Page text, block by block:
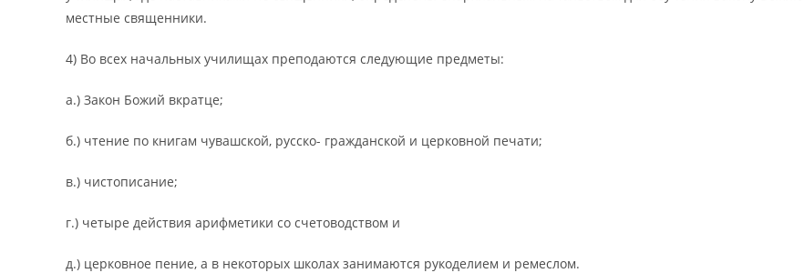
местные священники.
4) Во всех начальных училищах преподаются следующие предметы:
а.) Закон Божий вкратце;
б.) чтение по книгам чувашской, русско- гражданской и церковной печати;
в.) чистописание;
г.) четыре действия арифметики со счетоводством и
д.) церковное пение, а в некоторых школах занимаются рукоделием и ремеслом.